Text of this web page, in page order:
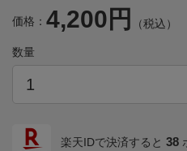
価格： 4,200円 （税込）
数量
楽天IDで決済すると 38